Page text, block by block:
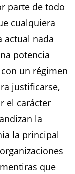
parte de todo
cualquiera
actual nada
potencia
un régimen
justificarse,
el carácter
la
la principal
que